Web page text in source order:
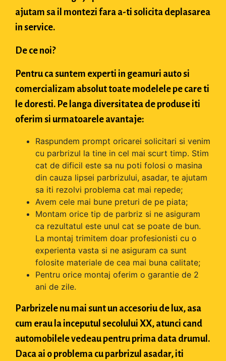
ajutam sa il montezi fara a-ti solicita deplasarea
in service.
De ce noi?
Pentru ca suntem experti in geamuri auto si
comercializam absolut toate modelele pe care ti
le doresti. Pe langa diversitatea de produse iti
oferim si urmatoarele avantaje:
Raspundem prompt oricarei solicitari si venim
cu parbrizul la tine in cel mai scurt timp. Stim
cat de dificil este sa nu poti folosi o masina
din cauza lipsei parbrizului, asadar, te ajutam
sa iti rezolvi problema cat mai repede;
Avem cele mai bune preturi de pe piata;
Montam orice tip de parbriz si ne asiguram
ca rezultatul este unul cat se poate de bun.
La montaj trimitem doar profesionisti cu o
experienta vasta si ne asiguram ca sunt
folosite materiale de cea mai buna calitate;
Pentru orice montaj oferim o garantie de 2
ani de zile.
Parbrizele nu mai sunt un accesoriu de lux, asa
cum erau la inceputul secolului XX, atunci cand
automobilele vedeau pentru prima data drumul.
Daca ai o problema cu parbrizul asadar, iti